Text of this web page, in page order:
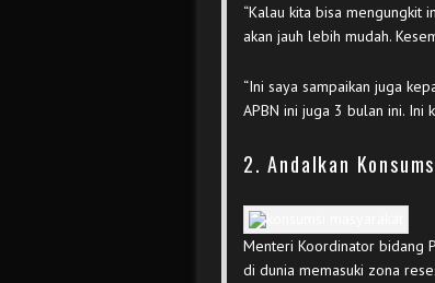
“Kalau kita bisa mengungkit
akan jauh lebih mudah.
“Ini saya sampaikan juga
APBN ini juga 3 bulan ini. Ini
2. Andalkan
Menteri Koordinator bidang
di dunia memasuki zona